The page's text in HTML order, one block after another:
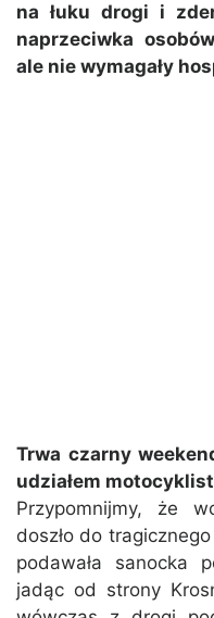
na łuku drogi i
naprzeciwka
ale nie wymagały
Trwa czarny
udziałem
Przypomnijmy, że
doszło do
podawała sanocka
jadąc od strony